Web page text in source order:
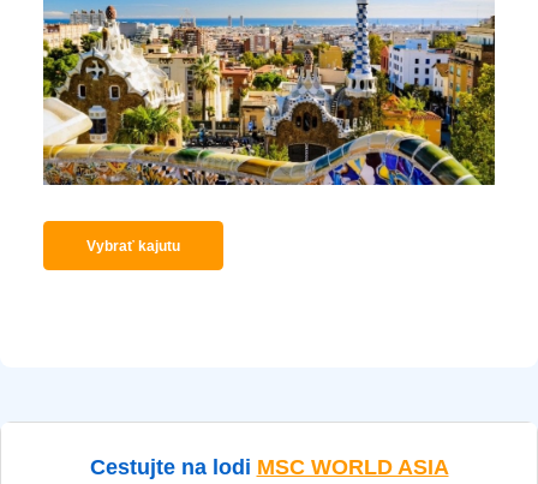
Vybrať kajutu
Cestujte na lodi MSC WORLD ASIA